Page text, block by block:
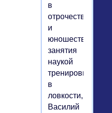
в
отрочестве
и
юношестве
занятия
наукой
тренировкам
в
ловкости,
Василий